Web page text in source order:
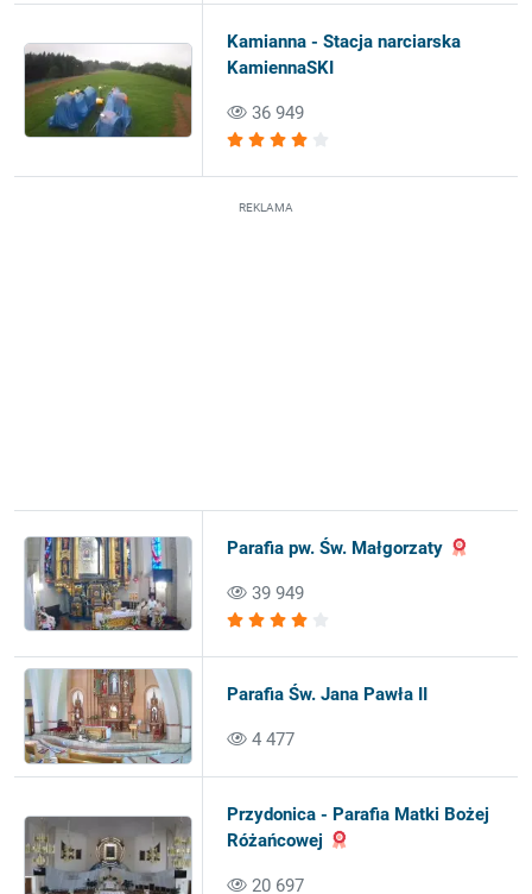
Kamianna - Stacja narciarska
KamiennaSKI
36 949
REKLAMA
Parafia pw. Św. Małgorzaty
39 949
Parafia Św. Jana Pawła II
4 477
Przydonica - Parafia Matki Bożej
Różańcowej
20 697